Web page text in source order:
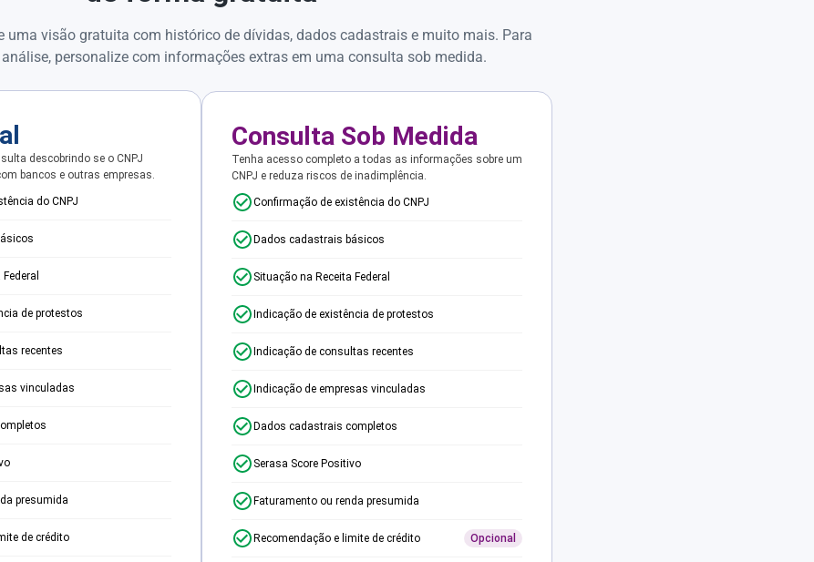
uma visão gratuita com histórico de dívidas, dados cadastrais e muito mais. Para
personalize com informações extras em uma consulta sob medida.
descobrindo se o CNPJ
bancos e outras empresas.
do CNPJ
de protestos
recentes
vinculadas
presumida
de crédito
Consulta Sob Medida
Tenha acesso completo a todas as informações sobre um
CNPJ e reduza riscos de inadimplência.
Confirmação de existência do CNPJ
Dados cadastrais básicos
Situação na Receita Federal
Indicação de existência de protestos
Indicação de consultas recentes
Indicação de empresas vinculadas
Dados cadastrais completos
Serasa Score Positivo
Faturamento ou renda presumida
Recomendação e limite de crédito Opcional